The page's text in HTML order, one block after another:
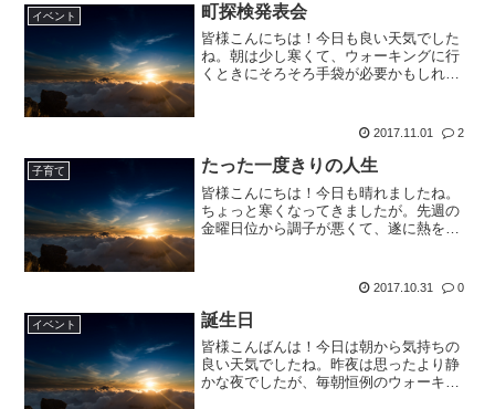
イベント 町探検発表会
皆様こんにちは！今日も良い天気でした
ね。朝は少し寒くて、ウォーキングに行
くときにそろそろ手袋が必要かもしれま
の近所にある色々なお店の中から自分の
2017.11.01 2
子育て たった一度きりの人生
皆様こんにちは！今日も晴れましたね。
ちょっと寒くなってきましたが。先週の
金曜日位から調子が悪くて、遂に熱を測
３６度になると結構つらいんです。それ
2017.10.31 0
イベント 誕生日
皆様こんばんは！今日は朝から気持ちの
良い天気でしたね。昨夜は思ったより静
かな夜でしたが、毎朝恒例のウォーキン